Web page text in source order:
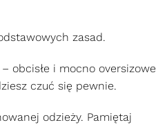
zasad.
obcisłe i mocno oversizowe
czuć się pewnie.
odzieży. Pamiętaj